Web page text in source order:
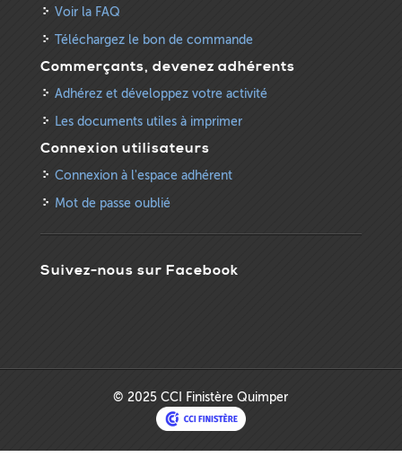
Voir la FAQ
Téléchargez le bon de commande
Commerçants, devenez adhérents
Adhérez et développez votre activité
Les documents utiles à imprimer
Connexion utilisateurs
Connexion à l'espace adhérent
Mot de passe oublié
Suivez-nous sur Facebook
© 2025 CCI Finistère Quimper